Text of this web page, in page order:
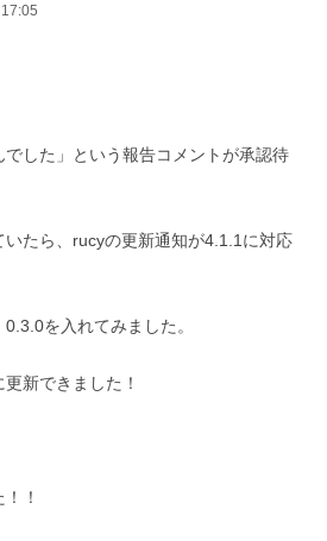
でした」という報告コメントが承認待
たら、rucyの更新通知が4.1.1に対応
を入れてみました。
新できました！
！